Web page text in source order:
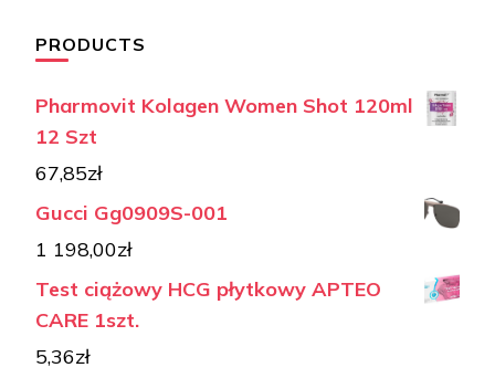
PRODUCTS
Pharmovit Kolagen Women Shot 120ml
12 Szt
67,85zł
Gucci Gg0909S-001
1 198,00zł
Test ciążowy HCG płytkowy APTEO
CARE 1szt.
5,36zł